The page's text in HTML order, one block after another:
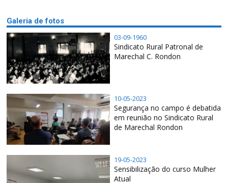
Galeria de fotos
03-09-1960
Sindicato Rural Patronal de
Marechal C. Rondon
10-05-2023
Segurança no campo é debatida
em reunião no Sindicato Rural
de Marechal Rondon
19-05-2023
Sensibilização do curso Mulher
Atual